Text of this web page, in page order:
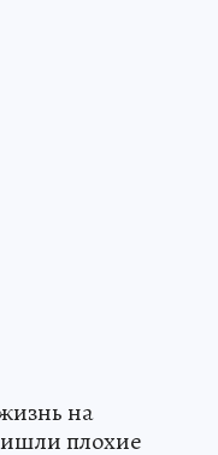
на
плохие